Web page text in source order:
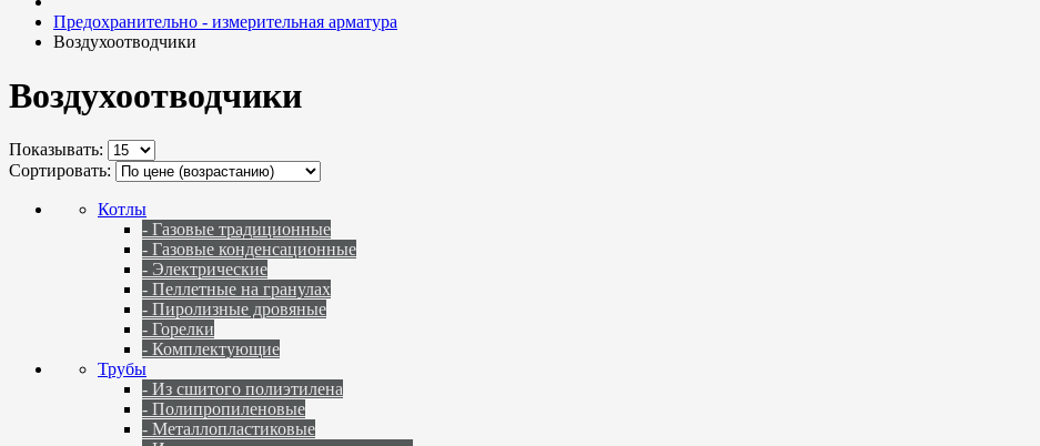
Предохранительно - измерительная арматура
Воздухоотводчики
Воздухоотводчики
Показывать:
Сортировать:
Котлы
- Газовые традиционные
- Газовые конденсационные
- Электрические
- Пеллетные на гранулах
- Пиролизные дровяные
- Горелки
- Комплектующие
Трубы
- Из сшитого полиэтилена
- Полипропиленовые
- Металлопластиковые